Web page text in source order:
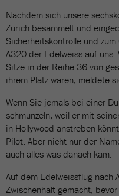
Nachdem sich unsere
Zürich besammelt und
Sicherheitskontrolle und
A320 der Edelweiss auf
Sitze in der Reihe 36 von
ihrem Platz waren, meldete
Wenn Sie jemals bei einer
schmunzeln, weil er mit
in Hollywood anstreben
Pilot. Aber nicht nur der
auch alles was danach kam.
Auf dem Edelweissflug nach
Zwischenhalt gemacht,